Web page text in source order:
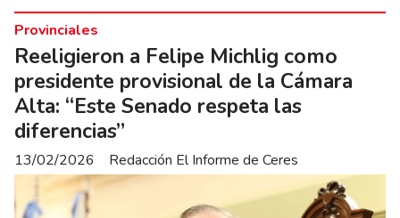
Reeligieron a Felipe Michlig como
presidente provisional de la Cámara
Alta: “Este Senado respeta las
diferencias”
Redacción El Informe de Ceres
Provinciales
13/02/2026